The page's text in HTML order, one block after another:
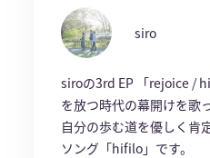
siro
siroの3rd EP 「rejoice /
を放つ時代の幕開けを歌
自分の歩む道を優しく肯
ソング「hifilo」です。